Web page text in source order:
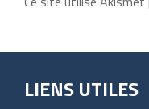
LIENS UTILES